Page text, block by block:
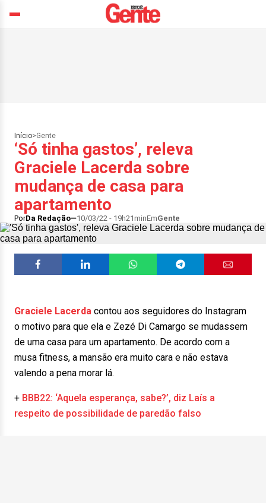
Início>Gente
‘Só tinha gastos’, releva
Graciele Lacerda sobre
mudança de casa para
apartamento
PorDa Redação 10/03/22 - 19h21minEmGente
Graciele Lacerda contou aos seguidores do Instagram
o motivo para que ela e Zezé Di Camargo se mudassem
de uma casa para um apartamento. De acordo com a
musa fitness, a mansão era muito cara e não estava
valendo a pena morar lá.
+ BBB22: ‘Aquela esperança, sabe?’, diz Laís a
respeito de possibilidade de paredão falso